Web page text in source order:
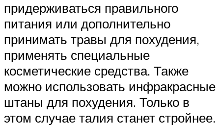
придерживаться правильного
питания или дополнительно
принимать травы для похудения,
применять специальные
косметические средства. Также
можно использовать инфракрасные
штаны для похудения. Только в
этом случае талия станет стройнее.